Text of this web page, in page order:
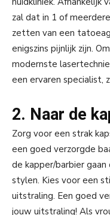
zal dat in 1 of
zetten van een
enigszins pijnlijk zijn.
modernste
een ervaren specialist,
2. Naar de
Zorg voor een strak
een goed verzorgde
de kapper/barbier
stylen. Kies voor een
uitstraling. Een goed
jouw uitstraling! Als